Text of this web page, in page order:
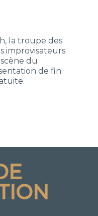
la troupe des
improvisateurs
du
de fin